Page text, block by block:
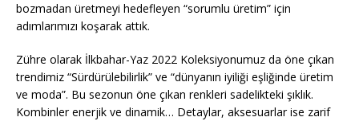
bozmadan üretmeyi hedefleyen “sorumlu üretim” için
adımlarımızı koşarak attık.
Zühre olarak İlkbahar-Yaz 2022 Koleksiyonumuz da öne çıkan
trendimiz “Sürdürülebilirlik” ve “dünyanın iyiliği eşliğinde üretim
ve moda”. Bu sezonun öne çıkan renkleri sadelikteki şıklık.
Kombinler enerjik ve dinamik… Detaylar, aksesuarlar ise zarif